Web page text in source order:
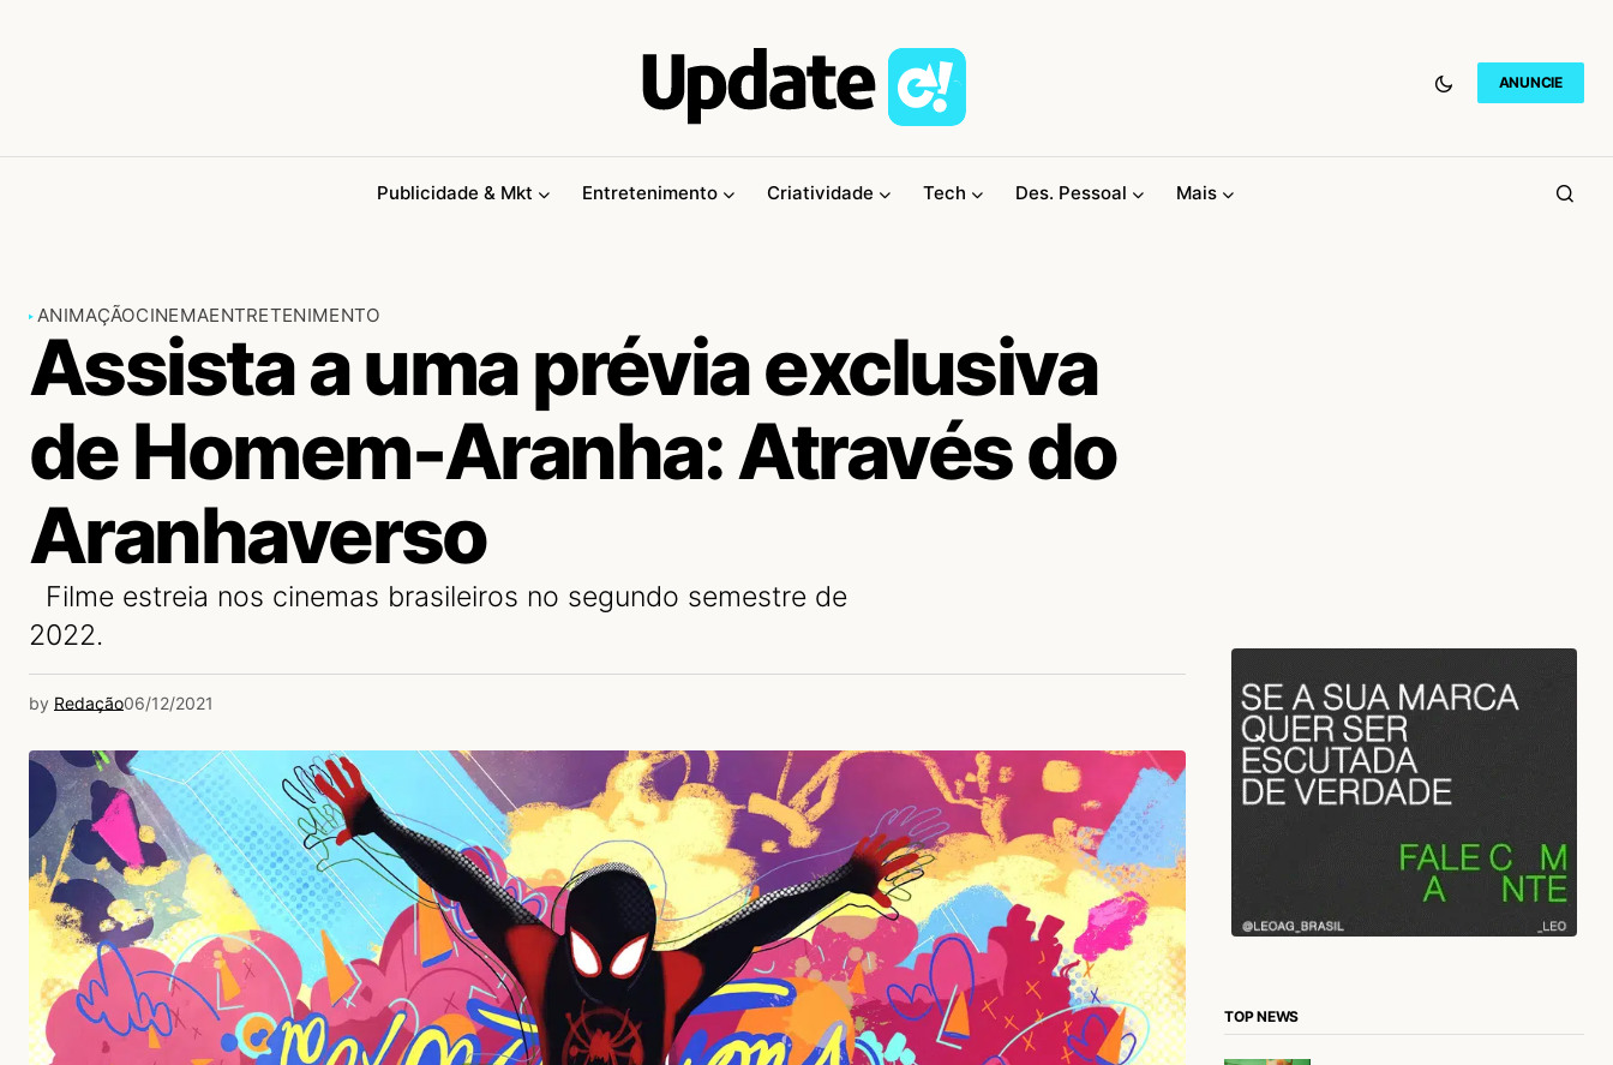
ANUNCIE
Publicidade & Mkt Entretenimento Criatividade Tech Des. Pessoal Mais
ANIMAÇÃOCINEMAENTRETENIMENTO
Assista a uma prévia exclusiva
de Homem-Aranha: Através do
Aranhaverso
Filme estreia nos cinemas brasileiros no segundo semestre de
2022.
by Redação06/12/2021
TOP NEWS